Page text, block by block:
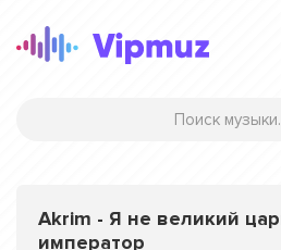
Akrim - Я не великий
император